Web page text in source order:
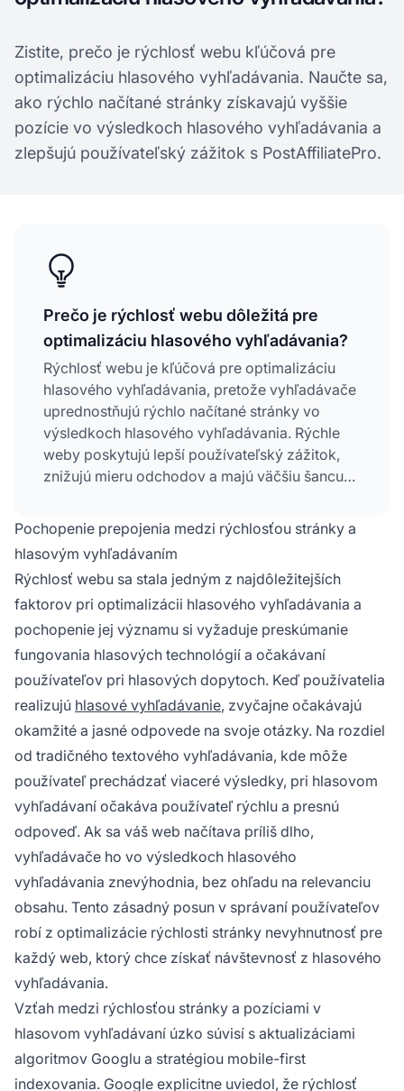
Zistite, prečo je rýchlosť webu kľúčová pre
optimalizáciu hlasového vyhľadávania. Naučte sa,
ako rýchlo načítané stránky získavajú vyššie
pozície vo výsledkoch hlasového vyhľadávania a
zlepšujú používateľský zážitok s PostAffiliatePro.
Prečo je rýchlosť webu dôležitá pre
optimalizáciu hlasového vyhľadávania?
Rýchlosť webu je kľúčová pre optimalizáciu
hlasového vyhľadávania, pretože vyhľadávače
uprednostňujú rýchlo načítané stránky vo
výsledkoch hlasového vyhľadávania. Rýchle
weby poskytujú lepší používateľský zážitok,
znižujú mieru odchodov a majú väčšiu šancu
vyhľadávania, najmä na mobilných
zariadeniach, kde prebieha väčšina hlasových
dopytov.
Pochopenie prepojenia medzi rýchlosťou stránky a
hlasovým vyhľadávaním
Rýchlosť webu sa stala jedným z najdôležitejších
faktorov pri optimalizácii hlasového vyhľadávania a
pochopenie jej významu si vyžaduje preskúmanie
fungovania hlasových technológií a očakávaní
používateľov pri hlasových dopytoch. Keď používatelia
realizujú hlasové vyhľadávanie, zvyčajne očakávajú
okamžité a jasné odpovede na svoje otázky. Na rozdiel
od tradičného textového vyhľadávania, kde môže
používateľ prechádzať viaceré výsledky, pri hlasovom
vyhľadávaní očakáva používateľ rýchlu a presnú
odpoveď. Ak sa váš web načítava príliš dlho,
vyhľadávače ho vo výsledkoch hlasového
vyhľadávania znevýhodnia, bez ohľadu na relevanciu
obsahu. Tento zásadný posun v správaní používateľov
robí z optimalizácie rýchlosti stránky nevyhnutnosť pre
každý web, ktorý chce získať návštevnosť z hlasového
vyhľadávania.
Vzťah medzi rýchlosťou stránky a pozíciami v
hlasovom vyhľadávaní úzko súvisí s aktualizáciami
algoritmov Googlu a stratégiou mobile-first
indexovania. Google explicitne uviedol, že rýchlosť